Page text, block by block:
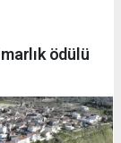
ödülü